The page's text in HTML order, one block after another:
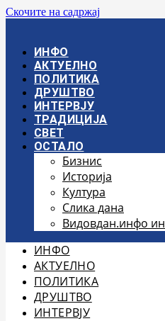
Скочите на садржај
ИНФО
АКТУЕЛНО
ПОЛИТИКА
ДРУШТВО
ИНТЕРВЈУ
ТРАДИЦИЈА
СВЕТ
ОСТАЛО
Бизнис
Историја
Култура
Слика дана
Видовдан.инфо
ИНФО
АКТУЕЛНО
ПОЛИТИКА
ДРУШТВО
ИНТЕРВЈУ